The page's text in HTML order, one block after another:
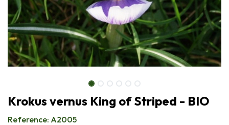
Krokus vernus King of Striped - BIO
Reference: A2005